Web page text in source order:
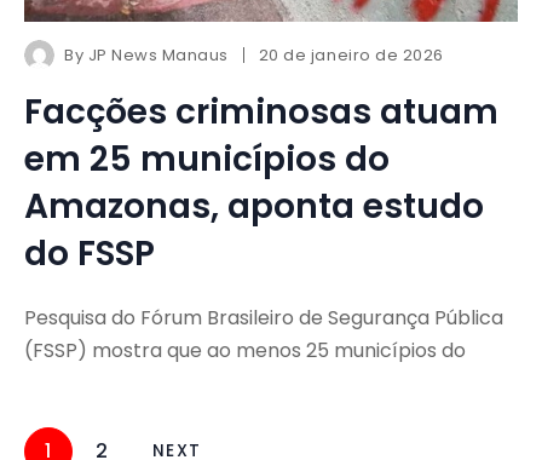
By JP News Manaus 20 de janeiro de 2026
Facções criminosas atuam
em 25 municípios do
Amazonas, aponta estudo
do FSSP
Pesquisa do Fórum Brasileiro de Segurança Pública
(FSSP) mostra que ao menos 25 municípios do
1 2 NEXT